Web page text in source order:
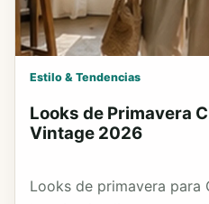
Estilo & Tendencias
Looks de Primavera
Vintage 2026
Looks de primavera para